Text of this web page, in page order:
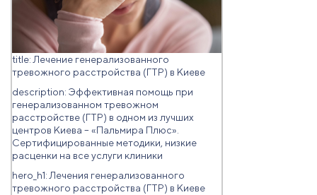
title: Лечение генерализованного
тревожного расстройства (ГТР) в Киеве
description: Эффективная помощь при
генерализованном тревожном
расстройстве (ГТР) в одном из лучших
центров Киева – «Пальмира Плюс».
Сертифицированные методики, низкие
расценки на все услуги клиники
hero_h1: Лечения генерализованного
тревожного расстройства (ГТР) в Киеве